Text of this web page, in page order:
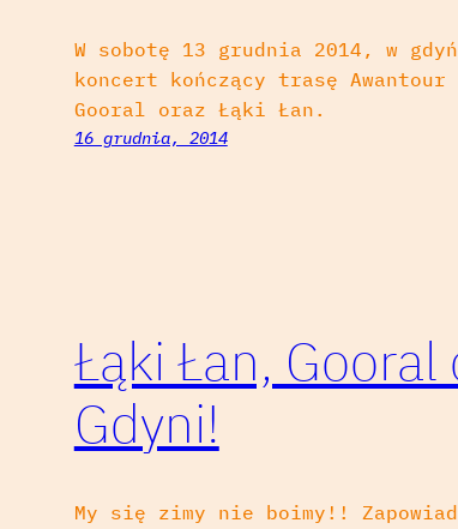
W sobotę 13 grudnia 2014, w
koncert kończący trasę
Gooral oraz Łąki Łan.
16 grudnia, 2014
Łąki Łan, Gooral
Gdyni!
My się zimy nie boimy!!